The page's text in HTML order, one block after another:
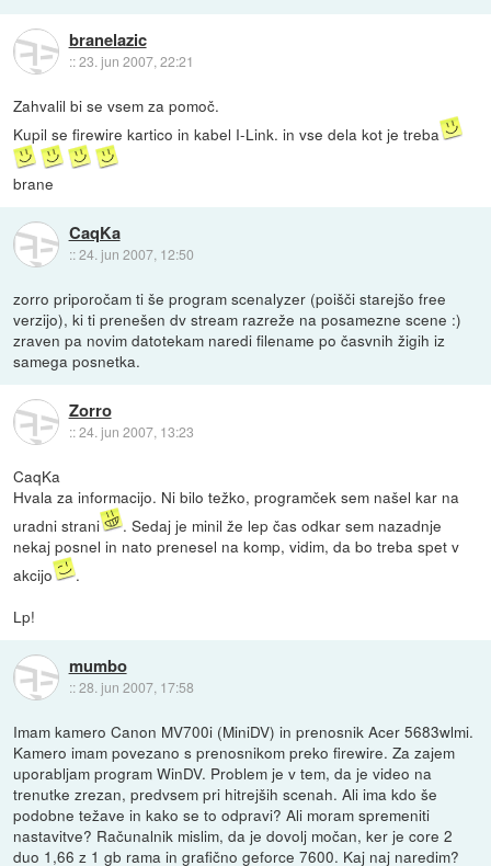
branelazic
::23. jun 2007, 22:21
Zahvalil bi se vsem za pomoč.
Kupil se firewire kartico in kabel I-Link. in vse dela kot je treba
brane
CaqKa
::24. jun 2007, 12:50
zorro priporočam ti še program scenalyzer (poišči starejšo free
verzijo), ki ti prenešen dv stream razreže na posamezne scene :)
zraven pa novim datotekam naredi filename po časvnih žigih iz
samega posnetka.
Zorro
::24. jun 2007, 13:23
CaqKa
Hvala za informacijo. Ni bilo težko, programček sem našel kar na
uradni strani
. Sedaj je minil že lep čas odkar sem nazadnje
nekaj posnel in nato prenesel na komp, vidim, da bo treba spet v
akcijo
.
Lp!
mumbo
::28. jun 2007, 17:58
Imam kamero Canon MV700i (MiniDV) in prenosnik Acer 5683wlmi.
Kamero imam povezano s prenosnikom preko firewire. Za zajem
uporabljam program WinDV. Problem je v tem, da je video na
trenutke zrezan, predvsem pri hitrejših scenah. Ali ima kdo še
podobne težave in kako se to odpravi? Ali moram spremeniti
nastavitve? Računalnik mislim, da je dovolj močan, ker je core 2
duo 1,66 z 1 gb rama in grafično geforce 7600. Kaj naj naredim?